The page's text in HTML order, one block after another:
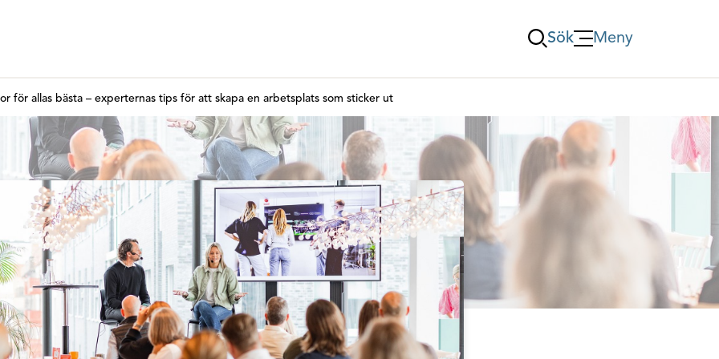
Sök
Öppna Meny
Meny
för allas bästa – experternas tips för att skapa en arbetsplats som sticker ut